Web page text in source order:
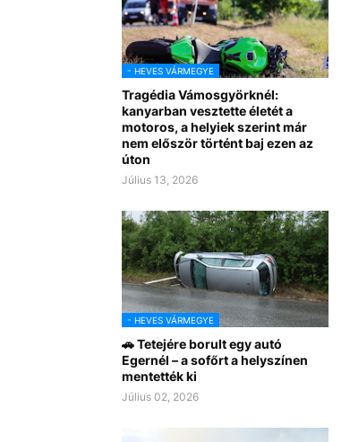
- HEVES VÁRMEGYE
Tragédia Vámosgyörknél:
kanyarban vesztette életét a
motoros, a helyiek szerint már
nem először történt baj ezen az
úton
Július 13, 2026
- HEVES VÁRMEGYE
🚗 Tetejére borult egy autó
Egernél – a sofőrt a helyszínen
mentették ki
Július 02, 2026